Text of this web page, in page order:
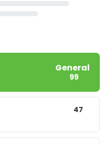
General
99
47